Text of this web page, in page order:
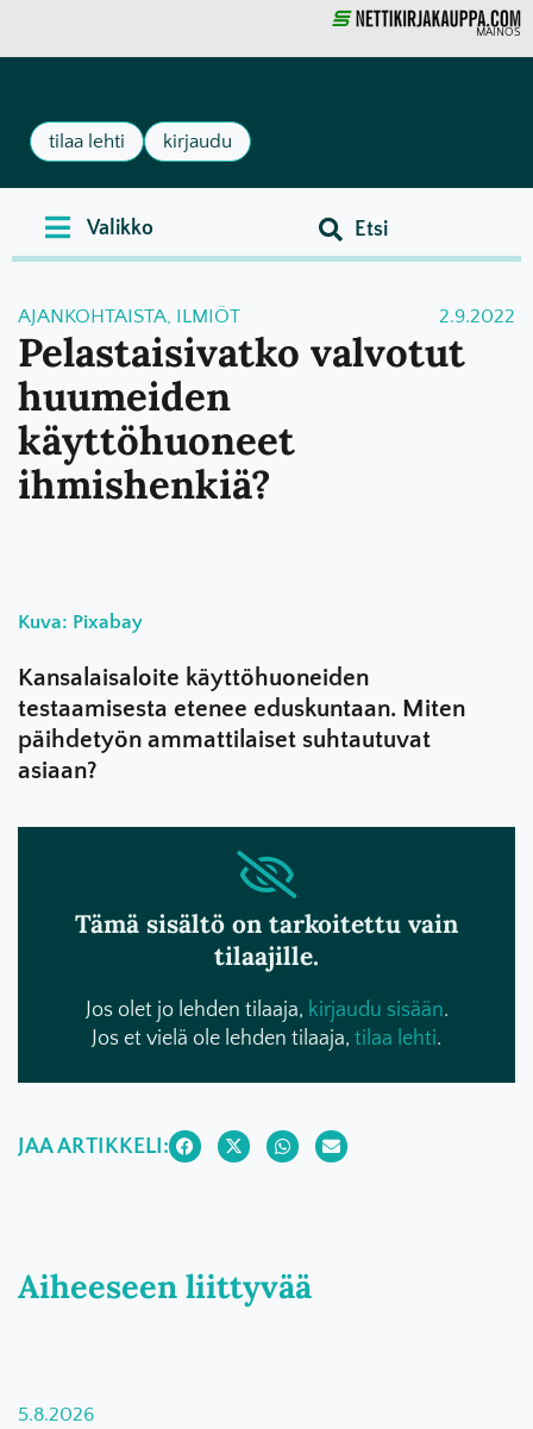
MAINOS
tilaa lehti kirjaudu
AJANKOHTAISTA, ILMIÖT 2.9.2022
Pelastaisivatko valvotut
huumeiden
käyttöhuoneet
ihmishenkiä?
Kuva: Pixabay
Kansalaisaloite käyttöhuoneiden
testaamisesta etenee eduskuntaan. Miten
päihdetyön ammattilaiset suhtautuvat
asiaan?
Tämä sisältö on tarkoitettu vain
tilaajille.
Jos olet jo lehden tilaaja, kirjaudu sisään.
Jos et vielä ole lehden tilaaja, tilaa lehti.
JAA ARTIKKELI:
Aiheeseen liittyvää
5.8.2026